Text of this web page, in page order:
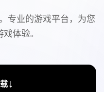
专业的游戏平台，为您
体验。
↓